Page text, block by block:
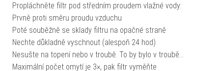
Propláchněte filtr pod středním proudem vlažné vody:
Prvně proti směru proudu vzduchu
Poté souběžně se sklady filtru na opačné straně
Nechte důkladně vyschnout (alespoň 24 hod)
Nesušte na topení nebo v troubě. To by bylo v troubě…
Maximální počet omytí je 3×, pak filtr vyměňte